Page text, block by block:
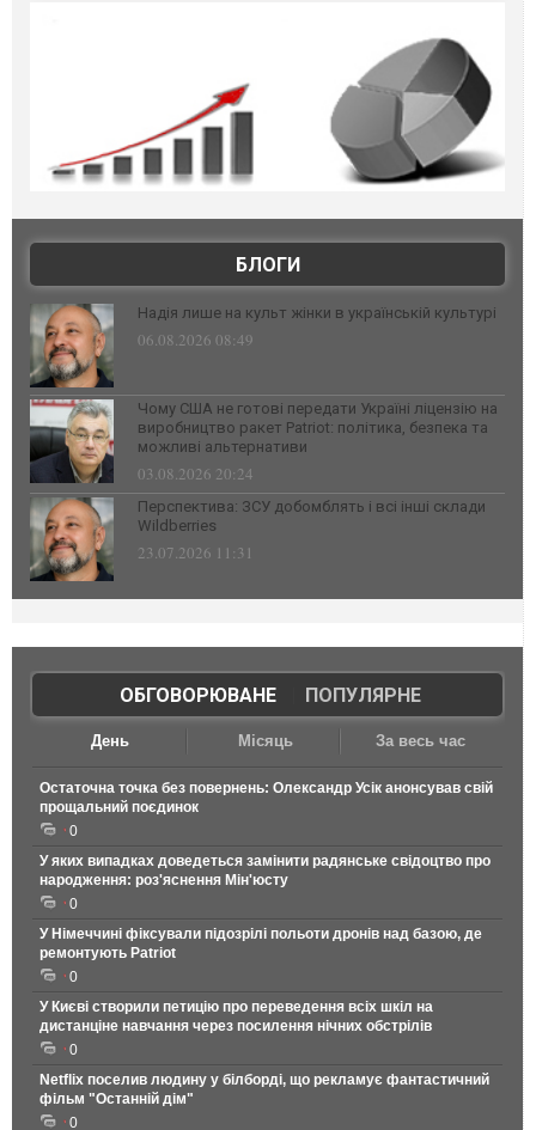
БЛОГИ
Надія лише на культ жінки в українській культурі
06.08.2026 08:49
Чому США не готові передати Україні ліцензію на
виробництво ракет Patriot: політика, безпека та
можливі альтернативи
03.08.2026 20:24
Перспектива: ЗСУ добомблять і всі інші склади
Wildberries
23.07.2026 11:31
ОБГОВОРЮВАНЕ| ПОПУЛЯРНЕ
День Місяць За весь час
Остаточна точка без повернень: Олександр Усік анонсував свій
прощальний поєдинок
0
У яких випадках доведеться замінити радянське свідоцтво про
народження: роз'яснення Мін'юсту
0
У Німеччині фіксували підозрілі польоти дронів над базою, де
ремонтують Patriot
0
У Києві створили петицію про переведення всіх шкіл на
дистанціне навчання через посилення нічних обстрілів
0
Netflix поселив людину у білборді, що рекламує фантастичний
фільм "Останній дім"
0